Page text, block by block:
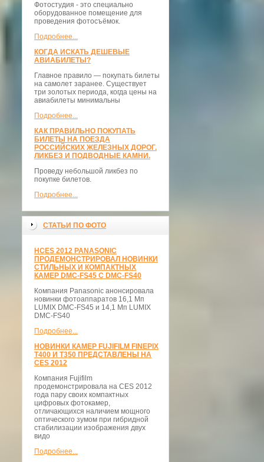
Фотостудия - это специально
оборудованное помещение для
проведения фотосъёмок.
Подробнее...
КОГДА ИСКАТЬ ДЕШЕВЫЕ
АВИАБИЛЕТЫ?
Главное правило — покупать билеты
на самолет заранее. Существует
три золотых периода, когда цены на
авиабилеты минимальны
Подробнее...
КАК ПРАВИЛЬНО ПОКУПАТЬ
БИЛЕТЫ НА ПОЕЗДА
РОССИЙСКИХ ЖЕЛЕЗНЫХ ДОРОГ.
ЛИКБЕЗ И ПОДВОДНЫЕ КАМНИ.
Проведу небольшой ликбез по
покупке билетов.
Подробнее...
СТАТЬИ ПО ФОТО
НCES 2012 PANASONIC
ПРОДЕМОНСТРИРОВАЛ НОВИНКИ
СТИЛЬНЫХ И КОМПАКТНЫХ
КАМЕР DMC-FS45 С DMC-FS40
Компания Panasonic анонсировала
новинки фотоаппаратов 16,1 Мп
LUMIX DMC-FS45 и 14,1 Мп LUMIX
DMC-FS40
Подробнее...
НОВИНКИ КАМЕР FUJIFILM FINEPIX
T400 И T350 ПРЕДСТАВЛЕНЫ НА
CES 2012
Компания Fujifilm
продемонстрировала на CES 2012
года пару своих компактных
цифровых фотокамер,
отличающихся наличием мощного
оптического зумом при гибридной
стабилизации изображения двух
видо
Подробнее...